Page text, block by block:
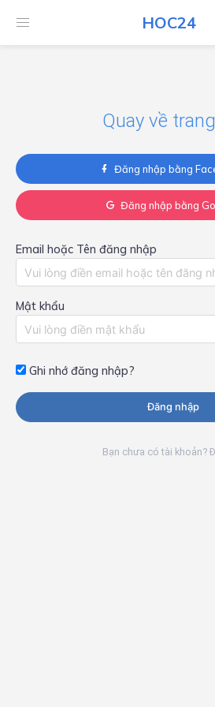
HOC24
HOC24
Quay về
Đăng nhập bằng
Đăng nhập bằng
Email hoặc Tên đăng nhập
Mật khẩu
Ghi nhớ đăng nhập?
Đăng nhập
Bạn chưa có tài khoản?